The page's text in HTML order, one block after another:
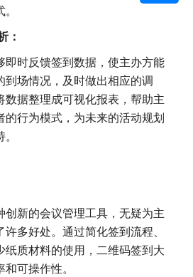
：
即时反馈签到数据，使主办方能
到场情况，及时做出相应的调
数据整理成可视化报表，帮助主
的行为模式，为未来的活动规划
创新的会议管理工具，无疑为主
多好处。通过简化签到流程、
纸质材料的使用，二维码签到大
可操作性。